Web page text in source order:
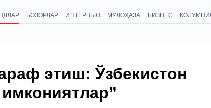
БОЗОРЛАР ИНТЕРВЬЮ МУЛОҲАЗА БИЗНЕС
этиш: Ўзбекистон